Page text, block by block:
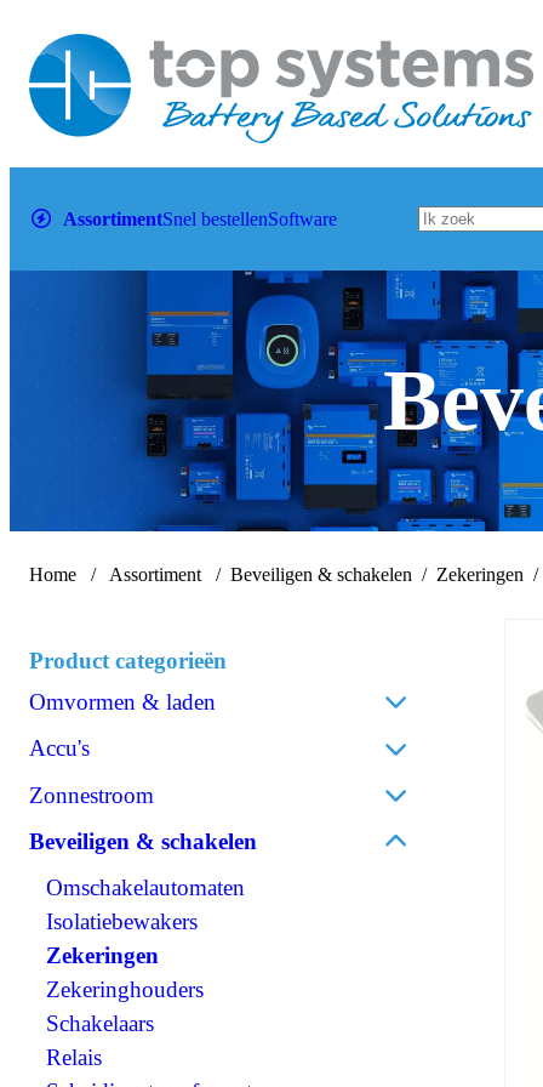
AssortimentSnel bestellenSoftware
Home Assortiment Beveiligen & schakelen Zekeringen
Product categorieën
Omvormen & laden
Acculaders
Omvormen/laden combi
Omvormen DC/AC
Omvormen DC/DC
120V Producten
IEC/UK Producten
Accessoires Omvormen & laden
Accu's
Lithium
AGM
Spiraalcel
Tractie
OPzS
OPzV
Accessoires accu's
Zonnestroom
Zonnepanelen
Omvormers zonnepanelen
Accessoires zonnepanelen
Beveiligen & schakelen
Omschakelautomaten
Isolatiebewakers
Zekeringen
Zekeringhouders
Schakelaars
Relais